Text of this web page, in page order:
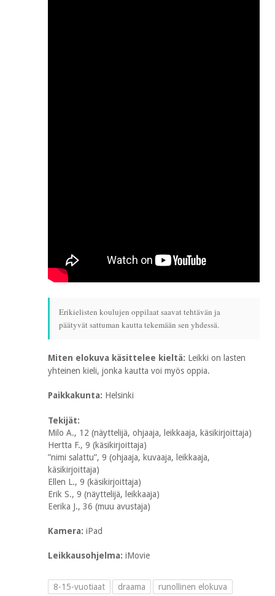
Erikielisten koulujen oppilaat saavat tehtävän ja
päätyvät sattuman kautta tekemään sen yhdessä.
Miten elokuva käsittelee kieltä: Leikki on lasten
yhteinen kieli, jonka kautta voi myös oppia.
Paikkakunta: Helsinki
Tekijät:
Milo A., 12 (näyttelijä, ohjaaja, leikkaaja, käsikirjoittaja)
Hertta F., 9 (käsikirjoittaja)
”nimi salattu”, 9 (ohjaaja, kuvaaja, leikkaaja,
käsikirjoittaja)
Ellen L., 9 (käsikirjoittaja)
Erik S., 9 (näyttelijä, leikkaaja)
Eerika J., 36 (muu avustaja)
Kamera: iPad
Leikkausohjelma: iMovie
8-15-vuotiaat draama runollinen elokuva